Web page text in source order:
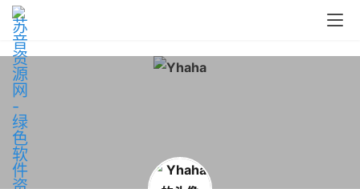
问
答
中
心
P
C